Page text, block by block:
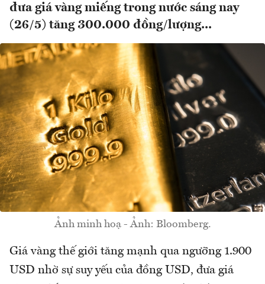
đưa giá vàng miếng trong nước sáng nay
(26/5) tăng 300.000 đồng/lượng...
Ảnh minh hoạ - Ảnh: Bloomberg.
Giá vàng thế giới tăng mạnh qua ngưỡng 1.900
USD nhờ sự suy yếu của đồng USD, đưa giá